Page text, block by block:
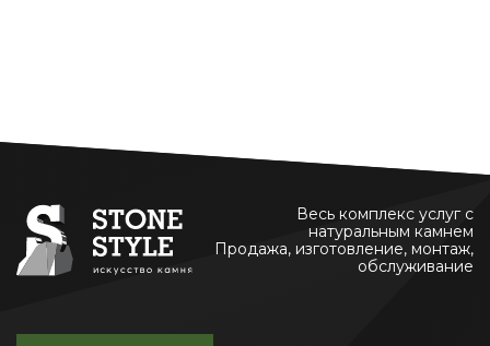
Весь комплекс услуг с
натуральным камнем
Продажа, изготовление, монтаж,
обслуживание